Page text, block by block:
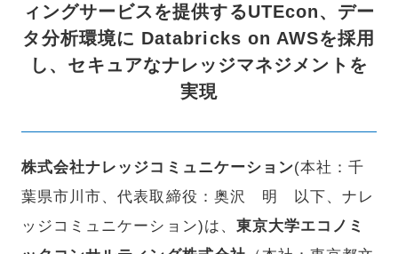
ィングサービスを提供するUTEcon、デー
タ分析環境に Databricks on AWSを採用
し、セキュアなナレッジマネジメントを
実現
株式会社ナレッジコミュニケーション(本社：千
葉県市川市、代表取締役：奥沢 明 以下、ナレ
ッジコミュニケーション)は、 東京大学エコノミ